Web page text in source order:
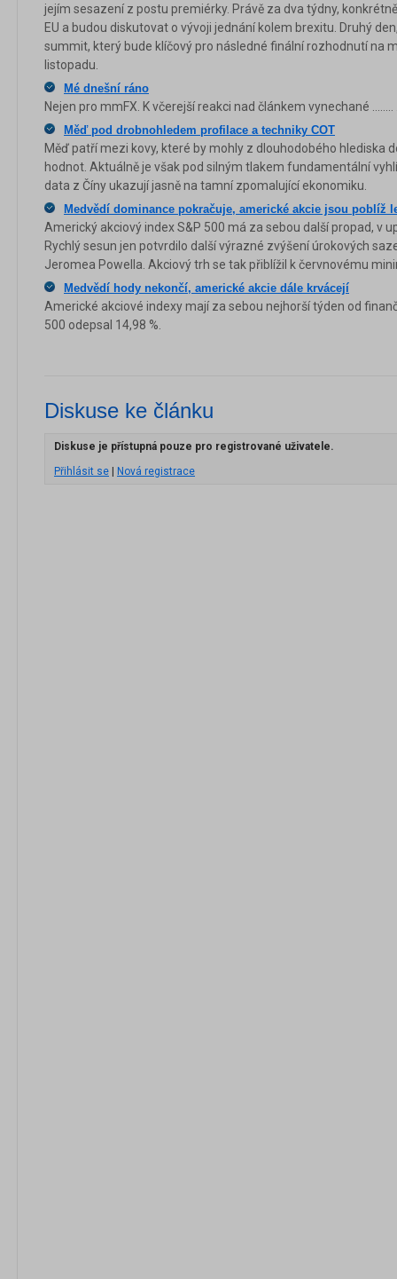
jejím sesazení z postu premiérky. Právě za dva týdny,
EU a budou diskutovat o vývoji jednání kolem brexitu. Druhý
summit, který bude klíčový pro následné finální rozhodnutí na
listopadu.
Mé dnešní ráno
Nejen pro mmFX. K včerejší reakci nad článkem vynechané ........
Měď pod drobnohledem profilace a techniky COT
Měď patří mezi kovy, které by mohly z dlouhodobého hlediska
hodnot. Aktuálně je však pod silným tlakem fundamentální
data z Číny ukazují jasně na tamní zpomalující ekonomiku.
Medvědí dominance pokračuje, americké akcie jsou poblíž
Americký akciový index S&P 500 má za sebou další propad, v
Rychlý sesun jen potvrdilo další výrazné zvýšení úrokových
Jeromea Powella. Akciový trh se tak přiblížil k červnovému
Medvědí hody nekončí, americké akcie dále krvácejí
Americké akciové indexy mají za sebou nejhorší týden od
500 odepsal 14,98 %.
Diskuse ke článku
Diskuse je přístupná pouze pro registrované uživatele.
Přihlásit se | Nová registrace